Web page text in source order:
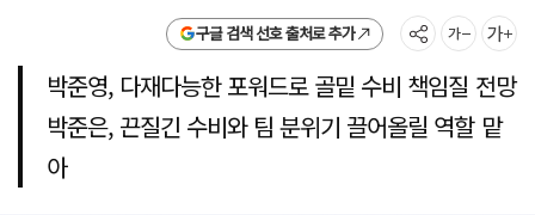
구글 검색 선호 출처로 추가
박준영, 다재다능한 포워드로 골밑 수비 책임질 전망
박준은, 끈질긴 수비와 팀 분위기 끌어올릴 역할 맡
아